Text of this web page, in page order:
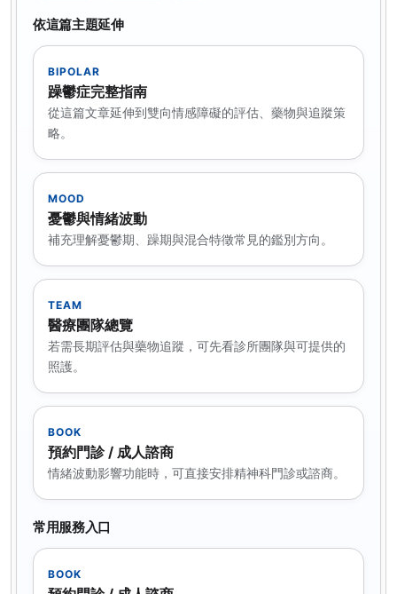
依這篇主題延伸
BIPOLAR
躁鬱症完整指南
從這篇文章延伸到雙向情感障礙的評估、藥物與追蹤策
略。
MOOD
憂鬱與情緒波動
補充理解憂鬱期、躁期與混合特徵常見的鑑別方向。
TEAM
醫療團隊總覽
若需長期評估與藥物追蹤，可先看診所團隊與可提供的
照護。
BOOK
預約門診 / 成人諮商
情緒波動影響功能時，可直接安排精神科門診或諮商。
常用服務入口
BOOK